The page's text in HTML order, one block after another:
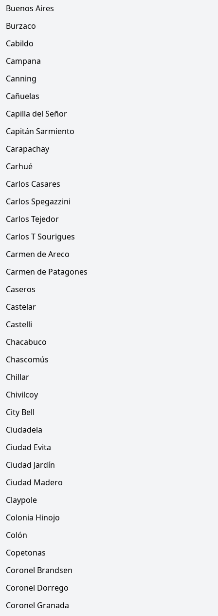
Buenos Aires
Burzaco
Cabildo
Campana
Canning
Cañuelas
Capilla del Señor
Capitán Sarmiento
Carapachay
Carhué
Carlos Casares
Carlos Spegazzini
Carlos Tejedor
Carlos T Sourigues
Carmen de Areco
Carmen de Patagones
Caseros
Castelar
Castelli
Chacabuco
Chascomús
Chillar
Chivilcoy
City Bell
Ciudadela
Ciudad Evita
Ciudad Jardín
Ciudad Madero
Claypole
Colonia Hinojo
Colón
Copetonas
Coronel Brandsen
Coronel Dorrego
Coronel Granada